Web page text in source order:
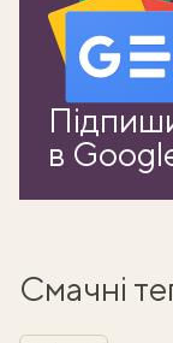
в
Смачні